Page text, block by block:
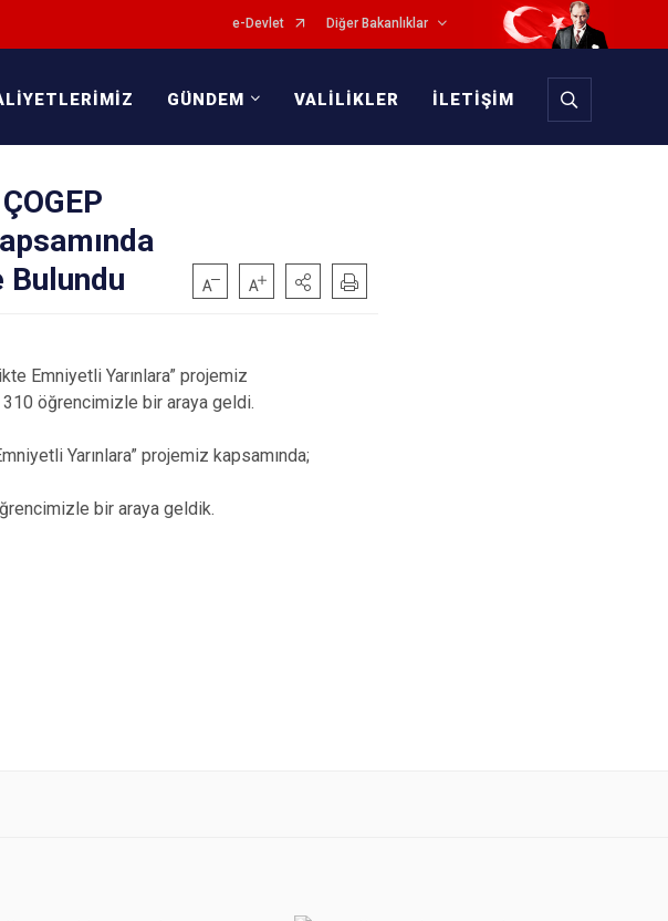
e-Devlet Diğer Bakanlıklar
GÜNDEM VALİLİKLER İLETİŞİM
Emniyetli Yarınlara” projemiz
310 öğrencimizle bir araya geldi.
Yarınlara” projemiz kapsamında;
bir araya geldik.